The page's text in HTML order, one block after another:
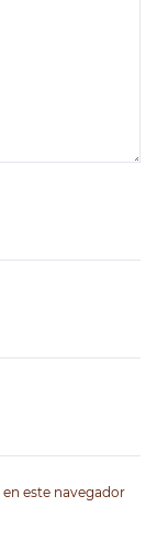
este navegador